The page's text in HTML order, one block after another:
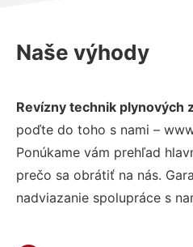
Naše výhody
Revízny technik plynových
poďte do toho s nami –
Ponúkame vám prehľad
prečo sa obrátiť na nás.
nadviazanie spolupráce s